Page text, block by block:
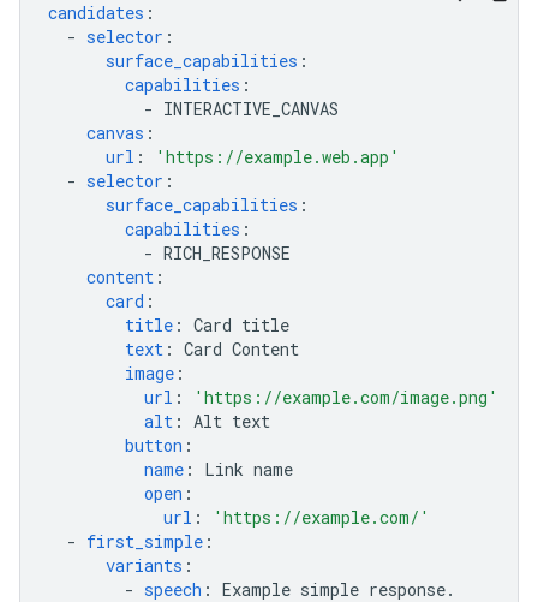
candidates :
- selector :
surface_capabilities :
capabilities :
- INTERACTIVE_CANVAS
canvas :
url :
'https://example.web.app'
- selector :
surface_capabilities :
capabilities :
- RICH_RESPONSE
content :
card :
title : Card title
text : Card Content
image :
url :
'https://example.com/image.png'
alt : Alt text
button :
name :
Link name
open :
url :
'https://example.com/'
- first_simple :
variants :
- speech : Example simple response.